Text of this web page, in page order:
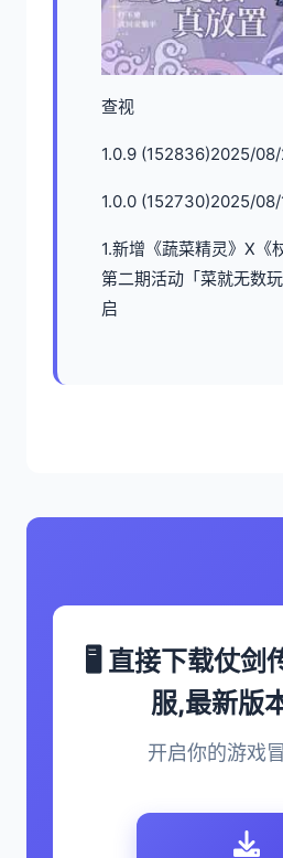
查视
1.0.9 (152836)2025/
1.0.0 (152730)2025/
1.新增《蔬菜精灵》X《
第二期活动「菜就无数
启
🖥️ 直接下载仗剑
服,最新版
开启你的游戏